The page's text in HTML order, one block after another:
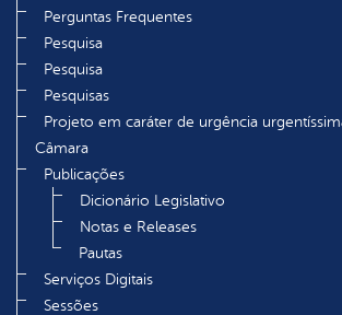
Perguntas Frequentes
Pesquisa
Pesquisa
Pesquisas
Projeto em caráter de urgência
Câmara
Publicações
Dicionário Legislativo
Notas e Releases
Pautas
Serviços Digitais
Sessões